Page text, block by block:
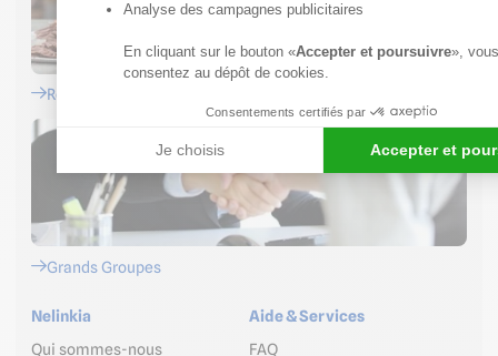
Restaurateurs
Grands Groupes
Nelinkia
Qui sommes-nous
Aide & Services
FAQ
Analyse des campagnes publicitaires
En cliquant sur le bouton «Accepter et poursuivre», vous
consentez au dépôt de cookies.
Consentements certifiés par
Je choisis Accepter et